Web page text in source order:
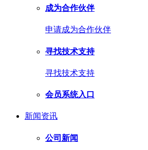
成为合作伙伴
申请成为合作伙伴
寻找技术支持
寻找技术支持
会员系统入口
新闻资讯
公司新闻